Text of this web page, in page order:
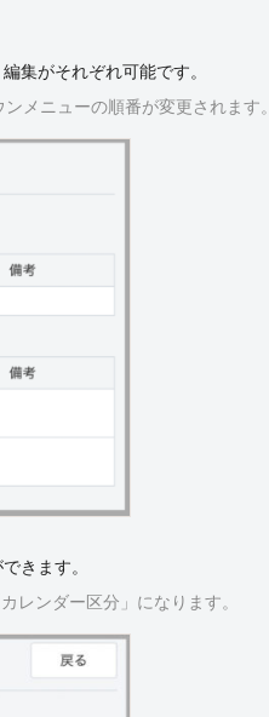
集がそれぞれ可能です。
メニューの順番が変更されます。
きます。
レンダー区分」になります。